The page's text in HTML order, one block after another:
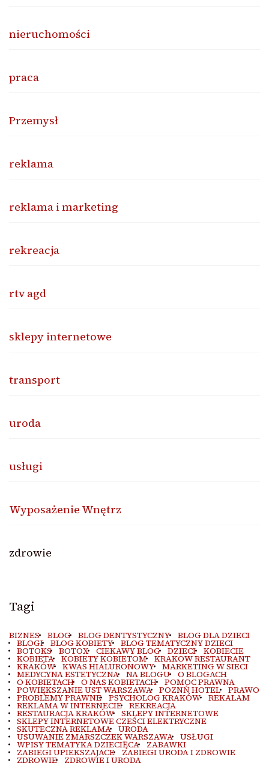
nieruchomości
praca
Przemysł
reklama
reklama i marketing
rekreacja
rtv agd
sklepy internetowe
transport
uroda
usługi
Wyposażenie Wnętrz
zdrowie
Tagi
BIZNES BLOG BLOG DENTYSTYCZNY BLOG DLA DZIECI
BLOGI BLOG KOBIETY BLOG TEMATYCZNY DZIECI
BOTOKS BOTOX CIEKAWY BLOG DZIECI KOBIECIE
KOBIETA KOBIETY KOBIETOM KRAKOW RESTAURANT
KRAKÓW KWAS HIALURONOWY MARKETING W SIECI
MEDYCYNA ESTETYCZNA NA BLOGU O BLOGACH
O KOBIETACH O NAS KOBIETACH POMOC PRAWNA
POWIĘKSZANIE UST WARSZAWA POZNŃ HOTEL PRAWO
PROBLEMY PRAWNE PSYCHOLOG KRAKÓW REKALAM
REKLAMA W INTERNECIE REKREACJA
RESTAURACJA KRAKÓW SKLEPY INTERNETOWE
SKLEPY INTERNETOWE CZEŚCI ELEKTRYCZNE
SKUTECZNA REKLAMA URODA
USUWANIE ZMARSZCZEK WARSZAWA USŁUGI
WPISY TEMATYKA DZIECIĘCA ZABAWKI
ZABIEGI UPIEKSZAJACE ZABIEGI URODA I ZDROWIE
ZDROWIE ZDROWIE I URODA